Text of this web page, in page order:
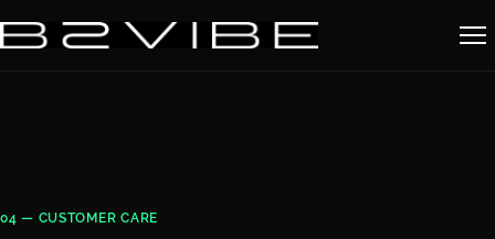
04 — CUSTOMER CARE